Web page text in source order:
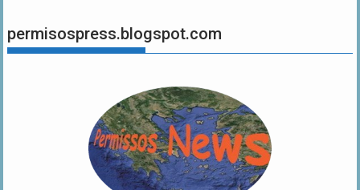
permisospress.blogspot.com